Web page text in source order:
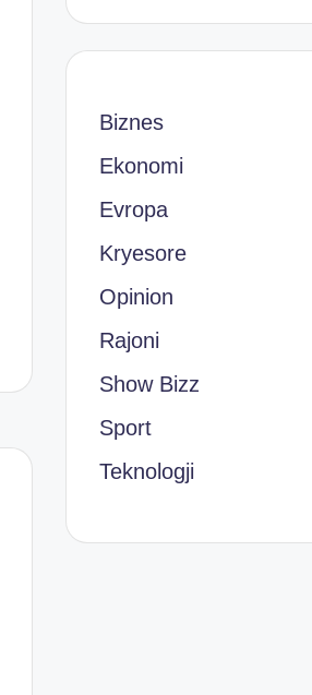
Biznes
Ekonomi
Evropa
Kryesore
Opinion
Rajoni
Show Bizz
Sport
Teknologji